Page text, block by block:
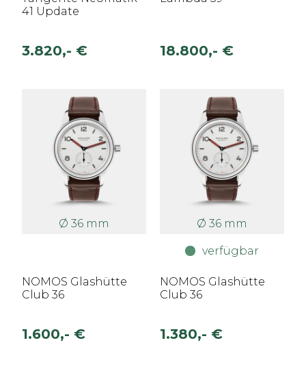
41 Update
3.820,- € 18.800,- €
Ø 36 mm
NOMOS Glashütte
Club 36
1.600,- €
Ø 36 mm
verfügbar
NOMOS Glashütte
Club 36
1.380,- €